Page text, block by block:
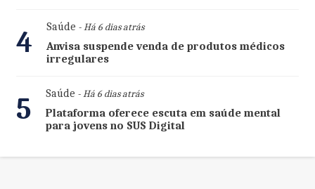
4 Saúde - Há 6 dias atrás
Anvisa suspende venda de produtos médicos
irregulares
5 Saúde - Há 6 dias atrás
Plataforma oferece escuta em saúde mental
para jovens no SUS Digital